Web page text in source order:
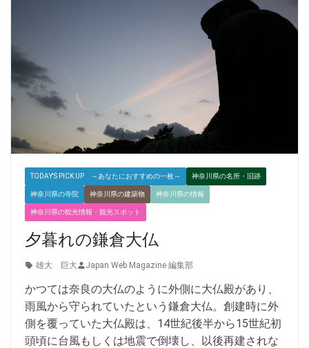
TODAY'S PICK UP ～あなたにおすすめの一枚～ 神奈川県の名所・旧跡
神奈川県の寺院 神奈川県の建築物 神奈川県の情報
神奈川県の観光情報・観光スポット
夕暮れの鎌倉大仏
雄大 巨大 Japan Web Magazine 編集部
かつては奈良の大仏のように外側に大仏殿があり、
雨風から守られていたという鎌倉大仏。創建時に外
側を覆っていた大仏殿は、14世紀後半から15世紀初
頭頃に台風もしくは地震で倒壊し、以後再建されな